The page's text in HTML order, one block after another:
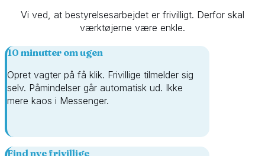
Vi ved, at bestyrelsesarbejdet er frivilligt. Derfor skal
værktøjerne være enkle.
10 minutter om ugen
Opret vagter på få klik. Frivillige tilmelder sig
selv. Påmindelser går automatisk ud. Ikke
mere kaos i Messenger.
Find nye frivillige